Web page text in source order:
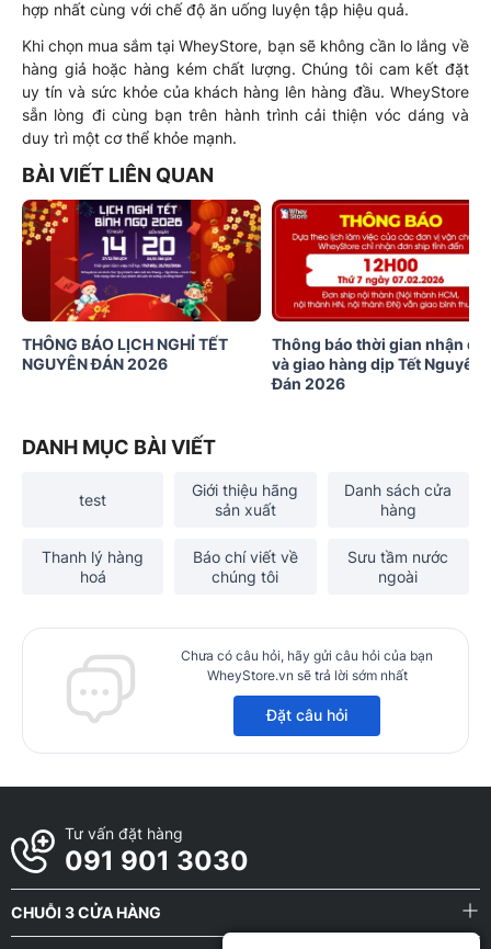
hợp nhất cùng với chế độ ăn uống luyện tập hiệu quả.
Khi chọn mua sắm tại WheyStore, bạn sẽ không cần lo lắng về
hàng giả hoặc hàng kém chất lượng. Chúng tôi cam kết đặt
uy tín và sức khỏe của khách hàng lên hàng đầu. WheyStore
sẵn lòng đi cùng bạn trên hành trình cải thiện vóc dáng và
duy trì một cơ thể khỏe mạnh.
BÀI VIẾT LIÊN QUAN
THÔNG BÁO LỊCH NGHỈ TẾT
NGUYÊN ĐÁN 2026
Thông báo thời gian nhận
và giao hàng dịp Tết Nguyên
Đán 2026
DANH MỤC BÀI VIẾT
test
Giới thiệu hãng
sản xuất
Danh sách cửa
hàng
Thanh lý hàng
hoá
Báo chí viết về
chúng tôi
Sưu tầm nước
ngoài
Chưa có câu hỏi, hãy gửi câu hỏi của bạn
WheyStore.vn sẽ trả lời sớm nhất
Đặt câu hỏi
Tư vấn đặt hàng
091 901 3030
CHUỖI 3 CỬA HÀNG